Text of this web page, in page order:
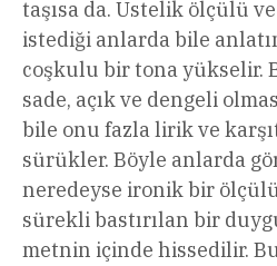
taşısa da. Üstelik ölçülü
istediği anlarda bile
coşkulu bir tona yükselir.
sade, açık ve dengeli
bile onu fazla lirik ve
sürükler. Böyle anlarda
neredeyse ironik bir
sürekli bastırılan bir
metnin içinde hissedilir.